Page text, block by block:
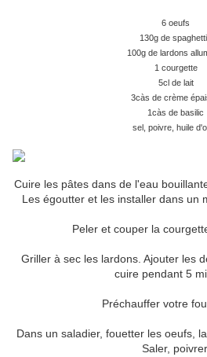
6 oeufs
130g de
100g de lardons
1 courgette
5cl de lait
3càs de crème
1càs de basilic
sel, poivre, huile
Cuire les pâtes dans de l'eau
Les égoutter et les installer dans un
Peler et couper la
Griller à sec les lardons. Ajouter les
cuire pendant 5
Préchauffer votre
Dans un saladier, fouetter les oeufs,
Saler, poivrer.